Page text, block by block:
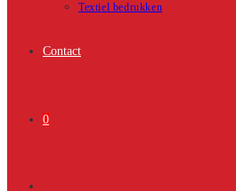
Textiel bedrukken
Contact
0